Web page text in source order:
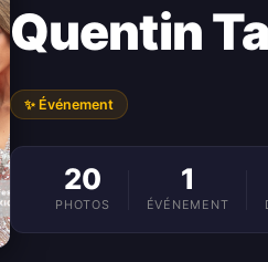
Quentin
✨ Événement
20
PHOTOS
1
ÉVÉNEMENT